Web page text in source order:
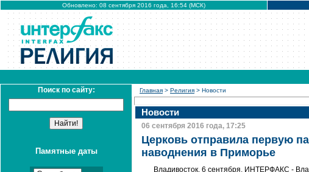
Обновлено: 08 сентября 2016 года, 16:54 (МСК)
Поиск по сайту:
Памятные даты
Главная > Религия > Новости
Новости
06 сентября 2016 года, 17:25
Церковь отправила первую
наводнения в Приморье
Владивосток. 6 сентября. ИНТЕРФАКС -